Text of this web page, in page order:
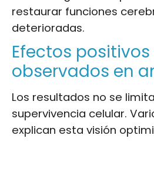
restaurar funciones
deterioradas.
Efectos
observados en
Los resultados no se
supervivencia celular.
explican esta visión